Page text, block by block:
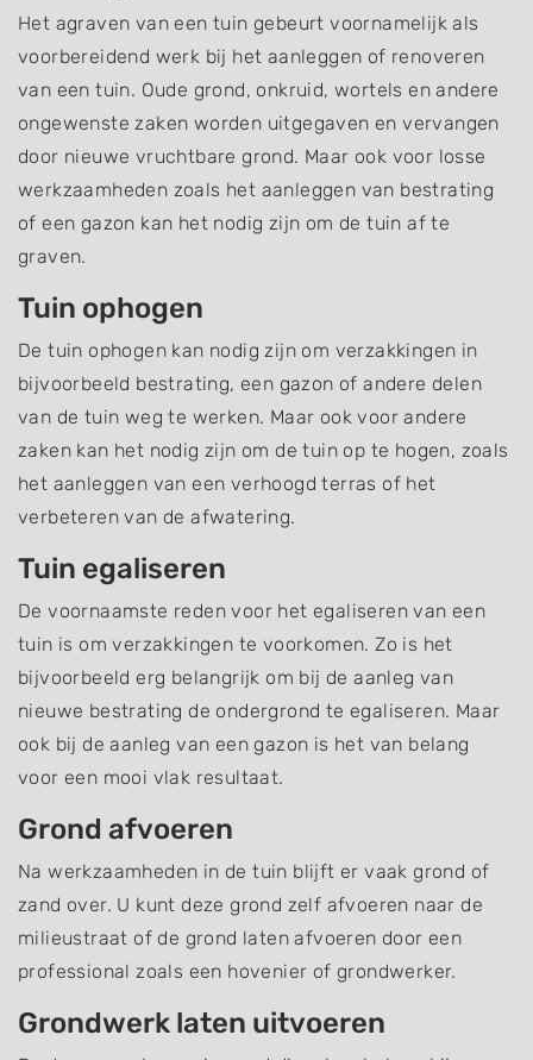
Het agraven van een tuin gebeurt voornamelijk als
voorbereidend werk bij het aanleggen of renoveren
van een tuin. Oude grond, onkruid, wortels en andere
ongewenste zaken worden uitgegaven en vervangen
door nieuwe vruchtbare grond. Maar ook voor losse
werkzaamheden zoals het aanleggen van bestrating
of een gazon kan het nodig zijn om de tuin af te
graven.
Tuin ophogen
De tuin ophogen kan nodig zijn om verzakkingen in
bijvoorbeeld bestrating, een gazon of andere delen
van de tuin weg te werken. Maar ook voor andere
zaken kan het nodig zijn om de tuin op te hogen, zoals
het aanleggen van een verhoogd terras of het
verbeteren van de afwatering.
Tuin egaliseren
De voornaamste reden voor het egaliseren van een
tuin is om verzakkingen te voorkomen. Zo is het
bijvoorbeeld erg belangrijk om bij de aanleg van
nieuwe bestrating de ondergrond te egaliseren. Maar
ook bij de aanleg van een gazon is het van belang
voor een mooi vlak resultaat.
Grond afvoeren
Na werkzaamheden in de tuin blijft er vaak grond of
zand over. U kunt deze grond zelf afvoeren naar de
milieustraat of de grond laten afvoeren door een
professional zoals een hovenier of grondwerker.
Grondwerk laten uitvoeren